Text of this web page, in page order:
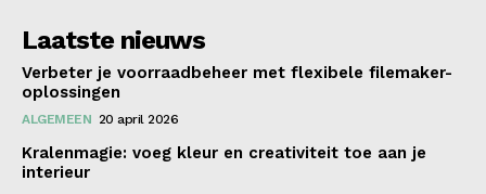
Laatste nieuws
Verbeter je voorraadbeheer met flexibele filemaker-
oplossingen
ALGEMEEN 20 april 2026
Kralenmagie: voeg kleur en creativiteit toe aan je
interieur